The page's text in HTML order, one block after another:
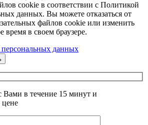
cookie в соответствии с Политикой
данных. Вы можете отказаться от
файлов cookie или изменить
время в своем браузере.
данных
Вами в течение 15 минут и
цене